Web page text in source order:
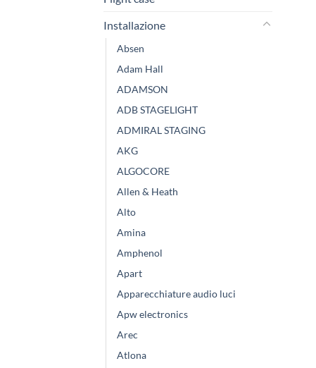
Installazione
Absen
Adam Hall
ADAMSON
ADB STAGELIGHT
ADMIRAL STAGING
AKG
ALGOCORE
Allen & Heath
Alto
Amina
Amphenol
Apart
Apparecchiature audio luci
Apw electronics
Arec
Atlona